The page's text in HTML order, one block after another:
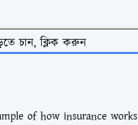
চান, ক্লিক করুন
of how insurance works